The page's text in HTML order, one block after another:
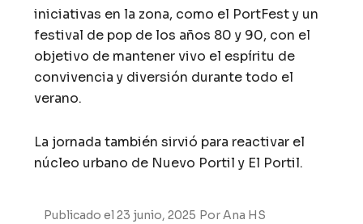
iniciativas en la zona, como el PortFest y un
festival de pop de los años 80 y 90, con el
objetivo de mantener vivo el espíritu de
convivencia y diversión durante todo el
verano.
La jornada también sirvió para reactivar el
núcleo urbano de Nuevo Portil y El Portil.
Publicado el23 junio, 2025 PorAna HS